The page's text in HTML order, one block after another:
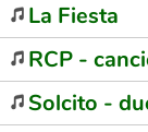
La Fiesta
RCP -
Solcito -